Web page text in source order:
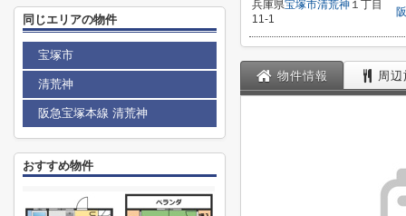
兵庫県宝塚市清荒神 １丁目
11-1
物件情報 周
同じエリアの物件
宝塚市
清荒神
阪急宝塚本線 清荒神
おすすめ物件